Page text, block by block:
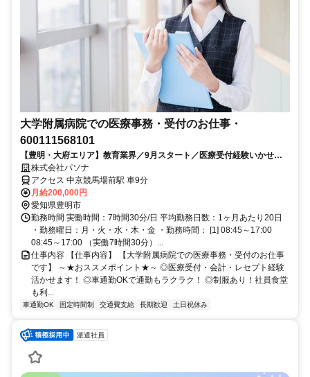
大学附属病院での医療事務・受付のお仕事・
600111568101
【豊明・大府エリア】教育業界／9月スタート／医療受付経験いかせま
す／残業少なめのお仕事です
株式会社パソナ
アクセス 中京競馬場前駅 車9分
月給200,000円
愛知県豊明市
勤務時間 実働時間：7時間30分/日 平均勤務日数：1ヶ月あたり20日
・勤務曜日：月・火・水・木・金 ・勤務時間： [1] 08:45～17:00
08:45～17:00 （実働7時間30分）...
仕事内容 【仕事内容】 【大学附属病院での医療事務・受付のお仕事
です】 ～★おススメポイント★～ ◎医療受付・会計・レセプト経験
活かせます！ ◎車通勤OKで通勤もラクラク！ ◎制服あり！社員食堂
も利...
車通勤OK 固定時間制 交通費支給 長期歓迎 土日祝休み
派遣社員